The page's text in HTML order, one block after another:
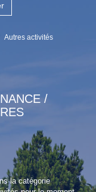
Autres activités
/
la catégorie